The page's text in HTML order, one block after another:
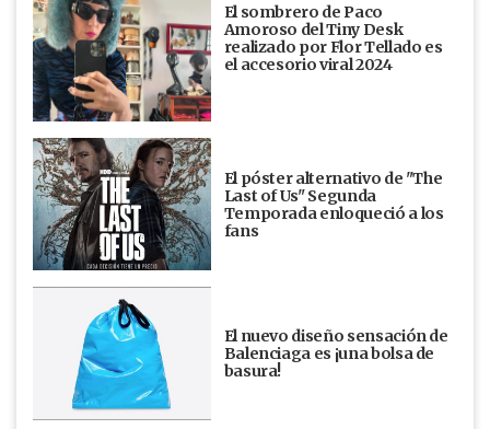
El sombrero de Paco
Amoroso del Tiny Desk
realizado por Flor Tellado es
el accesorio viral 2024
El póster alternativo de "The
Last of Us" Segunda
Temporada enloqueció a los
fans
El nuevo diseño sensación de
Balenciaga es ¡una bolsa de
basura!